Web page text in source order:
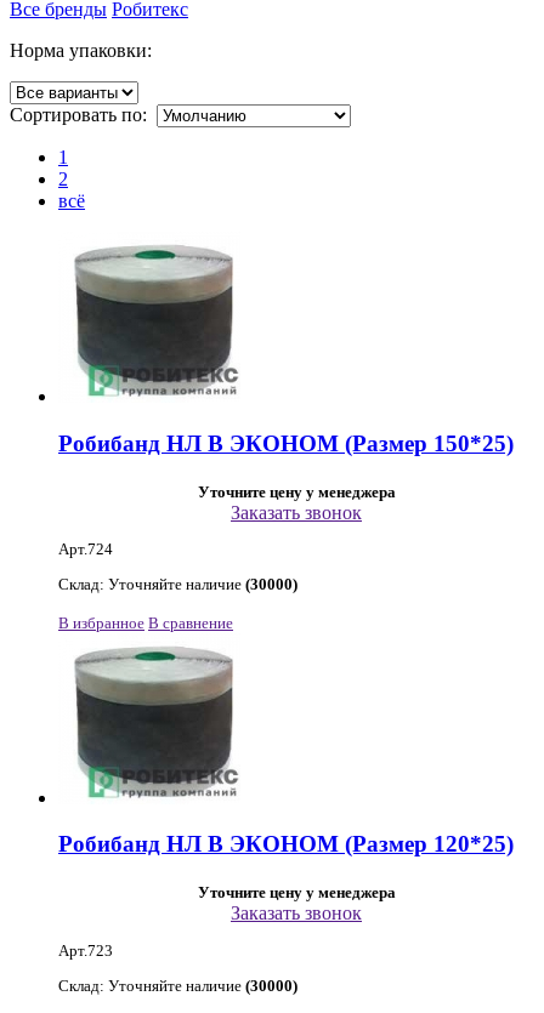
Все бренды Робитекс
Норма упаковки:
Сортировать по:
1
2
всё
Робибанд НЛ В ЭКОНОМ (Размер 150*25)
Уточните цену у менеджера
Заказать звонок
Арт.724
Склад: Уточняйте наличие (30000)
В избранное В сравнение
Робибанд НЛ В ЭКОНОМ (Размер 120*25)
Уточните цену у менеджера
Заказать звонок
Арт.723
Склад: Уточняйте наличие (30000)